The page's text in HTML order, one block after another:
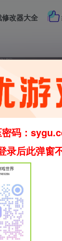
改器大全
码：
录后此弹窗